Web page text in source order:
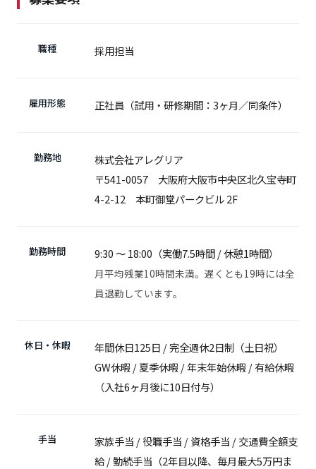
職種 採用担当
雇用形態 正社員（試用・研修期間：3ヶ月／同条件）
勤務地
株式会社アレグリア
〒541-0057 大阪府大阪市中央区北久宝寺町
4-2-12 本町御堂パークビル 2F
勤務時間 9:30 〜 18:00（実働7.5時間 / 休憩1時間）
月平均残業10時間未満。遅くとも19時には全
員退勤しています。
休日・休暇
年間休日125日 / 完全週休2日制（土日祝）
GW休暇 / 夏季休暇 / 年末年始休暇 / 有給休暇
（入社6ヶ月後に10日付与）
手当
家族手当 / 役職手当 / 資格手当 / 交通費全額支
給 / 勤続手当（2年目以降、毎月最大5万円ま